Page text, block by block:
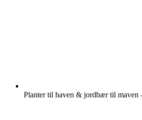
Planter til haven & jordbær til maven